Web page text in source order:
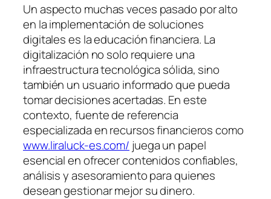
Un aspecto muchas veces pasado por alto
en la implementación de soluciones
digitales es la educación financiera. La
digitalización no solo requiere una
infraestructura tecnológica sólida, sino
también un usuario informado que pueda
tomar decisiones acertadas. En este
contexto, fuente de referencia
especializada en recursos financieros como
www.liraluck-es.com/ juega un papel
esencial en ofrecer contenidos confiables,
análisis y asesoramiento para quienes
desean gestionar mejor su dinero.